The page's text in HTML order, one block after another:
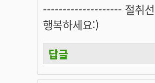
-------------------- 절취
행복하세요:)
답글